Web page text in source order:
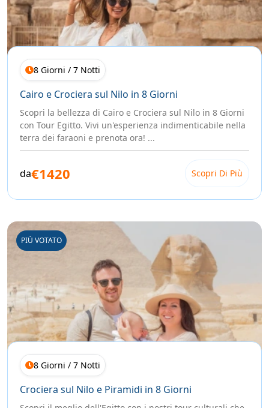
8 Giorni / 7 Notti
Cairo e Crociera sul Nilo in 8 Giorni
Scopri la bellezza di Cairo e Crociera sul Nilo in 8 Giorni
con Tour Egitto. Vivi un'esperienza indimenticabile nella
terra dei faraoni e prenota ora! ...
da€1420 Scopri Di Più
PIÙ VOTATO
8 Giorni / 7 Notti
Crociera sul Nilo e Piramidi in 8 Giorni